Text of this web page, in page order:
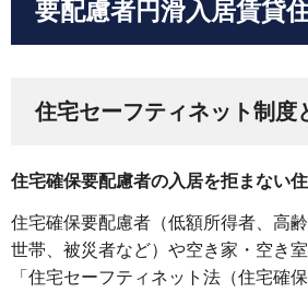
要配慮者円滑入居賃貸
住宅セーフティネット制度
住宅確保要配慮者の入居を拒まない住
住宅確保要配慮者（低額所得者、高
世帯、被災者など）や空き家・空き室
「住宅セーフティネット法（住宅確